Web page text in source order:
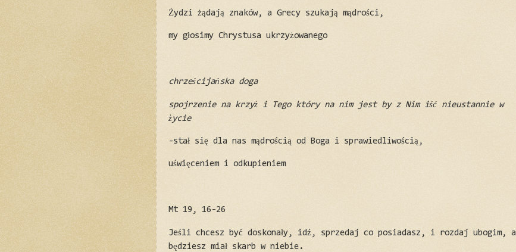
Żydzi żądają znaków, a Grecy szukają mądrości,
my głosimy Chrystusa ukrzyżowanego
chrześcijańska doga
spojrzenie na krzyż i Tego który na nim jest by z Nim iść nieustannie w
życie
-stał się dla nas mądrością od Boga i sprawiedliwością,
uświęceniem i odkupieniem
Mt 19, 16-26
Jeśli chcesz być doskonały, idź, sprzedaj co posiadasz, i rozdaj ubogim, a
będziesz miał skarb w niebie.